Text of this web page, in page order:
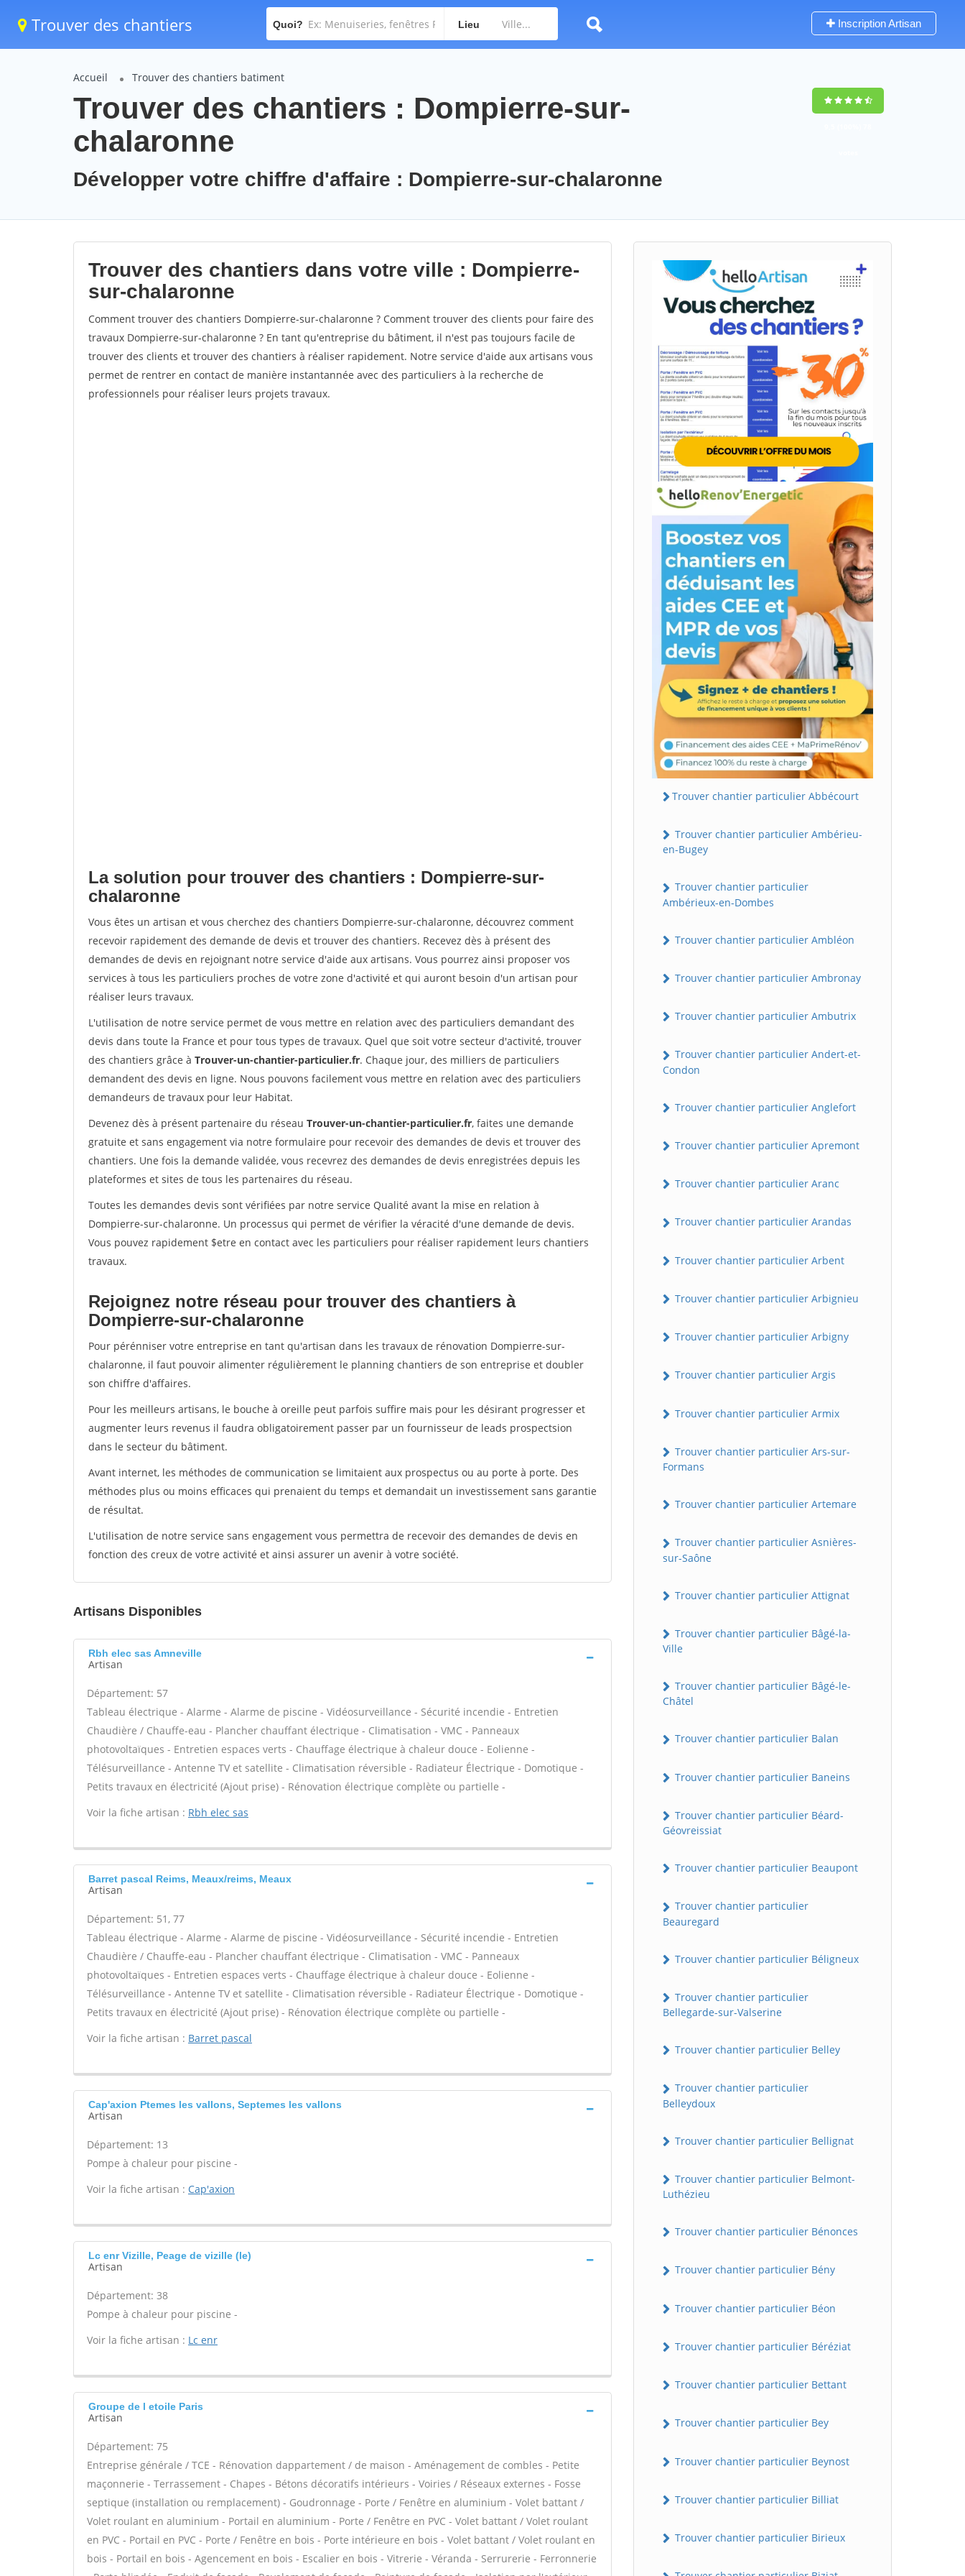
Trouver des chantiers Quoi? Lieu Inscription Artisan
Accueil Trouver des chantiers batiment
Trouver des chantiers : Dompierre-sur-
chalaronne
Développer votre chiffre d'affaire : Dompierre-sur-chalaronne
Trouver des chantiers dans votre ville : Dompierre-
sur-chalaronne
Comment trouver des chantiers Dompierre-sur-chalaronne ? Comment trouver des clients pour faire des
travaux Dompierre-sur-chalaronne ? En tant qu'entreprise du bâtiment, il n'est pas toujours facile de
trouver des clients et trouver des chantiers à réaliser rapidement. Notre service d'aide aux artisans vous
permet de rentrer en contact de manière instantannée avec des particuliers à la recherche de
professionnels pour réaliser leurs projets travaux.
La solution pour trouver des chantiers : Dompierre-sur-
chalaronne
Vous êtes un artisan et vous cherchez des chantiers Dompierre-sur-chalaronne, découvrez comment
recevoir rapidement des demande de devis et trouver des chantiers. Recevez dès à présent des
demandes de devis en rejoignant notre service d'aide aux artisans. Vous pourrez ainsi proposer vos
services à tous les particuliers proches de votre zone d'activité et qui auront besoin d'un artisan pour
réaliser leurs travaux.
L'utilisation de notre service permet de vous mettre en relation avec des particuliers demandant des
devis dans toute la France et pour tous types de travaux. Quel que soit votre secteur d'activité, trouver
des chantiers grâce à Trouver-un-chantier-particulier.fr. Chaque jour, des milliers de particuliers
demandent des devis en ligne. Nous pouvons facilement vous mettre en relation avec des particuliers
demandeurs de travaux pour leur Habitat.
Devenez dès à présent partenaire du réseau Trouver-un-chantier-particulier.fr, faites une demande
gratuite et sans engagement via notre formulaire pour recevoir des demandes de devis et trouver des
chantiers. Une fois la demande validée, vous recevrez des demandes de devis enregistrées depuis les
plateformes et sites de tous les partenaires du réseau.
Toutes les demandes devis sont vérifiées par notre service Qualité avant la mise en relation à
Dompierre-sur-chalaronne. Un processus qui permet de vérifier la véracité d'une demande de devis.
Vous pouvez rapidement $etre en contact avec les particuliers pour réaliser rapidement leurs chantiers
travaux.
Rejoignez notre réseau pour trouver des chantiers à
Dompierre-sur-chalaronne
Pour pérénniser votre entreprise en tant qu'artisan dans les travaux de rénovation Dompierre-sur-
chalaronne, il faut pouvoir alimenter régulièrement le planning chantiers de son entreprise et doubler
son chiffre d'affaires.
Pour les meilleurs artisans, le bouche à oreille peut parfois suffire mais pour les désirant progresser et
augmenter leurs revenus il faudra obligatoirement passer par un fournisseur de leads prospectsion
dans le secteur du bâtiment.
Avant internet, les méthodes de communication se limitaient aux prospectus ou au porte à porte. Des
méthodes plus ou moins efficaces qui prenaient du temps et demandait un investissement sans garantie
de résultat.
L'utilisation de notre service sans engagement vous permettra de recevoir des demandes de devis en
fonction des creux de votre activité et ainsi assurer un avenir à votre société.
Artisans Disponibles
Rbh elec sas Amneville
Artisan
Département: 57
Tableau électrique - Alarme - Alarme de piscine - Vidéosurveillance - Sécurité incendie - Entretien
Chaudière / Chauffe-eau - Plancher chauffant électrique - Climatisation - VMC - Panneaux
photovoltaïques - Entretien espaces verts - Chauffage électrique à chaleur douce - Eolienne -
Télésurveillance - Antenne TV et satellite - Climatisation réversible - Radiateur Électrique - Domotique -
Petits travaux en électricité (Ajout prise) - Rénovation électrique complète ou partielle -
Voir la fiche artisan : Rbh elec sas
Barret pascal Reims, Meaux/reims, Meaux
Artisan
Département: 51, 77
Tableau électrique - Alarme - Alarme de piscine - Vidéosurveillance - Sécurité incendie - Entretien
Chaudière / Chauffe-eau - Plancher chauffant électrique - Climatisation - VMC - Panneaux
photovoltaïques - Entretien espaces verts - Chauffage électrique à chaleur douce - Eolienne -
Télésurveillance - Antenne TV et satellite - Climatisation réversible - Radiateur Électrique - Domotique -
Petits travaux en électricité (Ajout prise) - Rénovation électrique complète ou partielle -
Voir la fiche artisan : Barret pascal
Cap'axion Ptemes les vallons, Septemes les vallons
Artisan
Département: 13
Pompe à chaleur pour piscine -
Voir la fiche artisan : Cap'axion
Lc enr Vizille, Peage de vizille (le)
Artisan
Département: 38
Pompe à chaleur pour piscine -
Voir la fiche artisan : Lc enr
Groupe de l etoile Paris
Artisan
Département: 75
Entreprise générale / TCE - Rénovation dappartement / de maison - Aménagement de combles - Petite
maçonnerie - Terrassement - Chapes - Bétons décoratifs intérieurs - Voiries / Réseaux externes - Fosse
septique (installation ou remplacement) - Goudronnage - Porte / Fenêtre en aluminium - Volet battant /
Volet roulant en aluminium - Portail en aluminium - Porte / Fenêtre en PVC - Volet battant / Volet roulant
en PVC - Portail en PVC - Porte / Fenêtre en bois - Porte intérieure en bois - Volet battant / Volet roulant en
bois - Portail en bois - Agencement en bois - Escalier en bois - Vitrerie - Véranda - Serrurerie - Ferronnerie
Trouver chantier particulier Abbécourt
Trouver chantier particulier Ambérieu-
en-Bugey
Trouver chantier particulier
Ambérieux-en-Dombes
Trouver chantier particulier Ambléon
Trouver chantier particulier Ambronay
Trouver chantier particulier Ambutrix
Trouver chantier particulier Andert-et-
Condon
Trouver chantier particulier Anglefort
Trouver chantier particulier Apremont
Trouver chantier particulier Aranc
Trouver chantier particulier Arandas
Trouver chantier particulier Arbent
Trouver chantier particulier Arbignieu
Trouver chantier particulier Arbigny
Trouver chantier particulier Argis
Trouver chantier particulier Armix
Trouver chantier particulier Ars-sur-
Formans
Trouver chantier particulier Artemare
Trouver chantier particulier Asnières-
sur-Saône
Trouver chantier particulier Attignat
Trouver chantier particulier Bâgé-la-
Ville
Trouver chantier particulier Bâgé-le-
Châtel
Trouver chantier particulier Balan
Trouver chantier particulier Baneins
Trouver chantier particulier Béard-
Géovreissiat
Trouver chantier particulier Beaupont
Trouver chantier particulier
Beauregard
Trouver chantier particulier Béligneux
Trouver chantier particulier
Bellegarde-sur-Valserine
Trouver chantier particulier Belley
Trouver chantier particulier
Belleydoux
Trouver chantier particulier Bellignat
Trouver chantier particulier Belmont-
Luthézieu
Trouver chantier particulier Bénonces
Trouver chantier particulier Bény
Trouver chantier particulier Béon
Trouver chantier particulier Béréziat
Trouver chantier particulier Bettant
Trouver chantier particulier Bey
Trouver chantier particulier Beynost
Trouver chantier particulier Billiat
Trouver chantier particulier Birieux